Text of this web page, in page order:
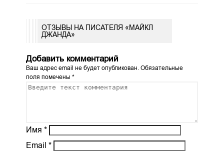
ОТЗЫВЫ НА ПИСАТЕЛЯ «МАЙКЛ
ДЖАНДА»
Добавить комментарий
Ваш адрес email не будет опубликован.Обязательные
поля помечены *
Имя *
Email *